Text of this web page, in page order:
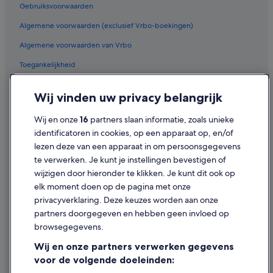
Hotels in Oostende
Woonboten in Oostende
Appartementen in Station Oostende
Particuliere vakantiehuizen in Oostende
Hotels in de buurt van Mu.ZEE
Hotels in de buurt van Stadsmuseum van Oostende
Hotels in de buurt van James Ensorhuis
Romantik Hotel in Oostende
Hotels met parkeerplaatsen in Oostende
Best Western-hotels in Oostende
Independent-Hotels in Oostende
Strand in Oostende
Hotels met gratis ontbijt in Oostende
Luxe in Oostende
Gebruiksvoorwaarden
Algemene voorwaarden (exclusief Vrbo-boekingen)
Algemene voorwaarden van Vrbo
Toegankelijkheid
Cookies
Juridische informatie/Contact
Inhoudsrichtlijnen en inhoud rapporteren
Hulp
Ondersteuning
Je boeking wijzigen of annuleren
Restitutieproces en tijdsbestek
Boek een vlucht met airlinetegoed
Wij vinden uw privacy belangrijk
Wij en onze16 partners slaan informatie, zoals unieke
identificatoren in cookies, op een apparaat op, en/of
lezen deze van een apparaat in om persoonsgegevens
te verwerken. Je kunt je instellingen bevestigen of
wijzigen door hieronder te klikken. Je kunt dit ook op
elk moment doen op de pagina met onze
privacyverklaring. Deze keuzes worden aan onze
partners doorgegeven en hebben geen invloed op
browsegegevens.
Wij en onze partners verwerken gegevens
voor de volgende doeleinden: